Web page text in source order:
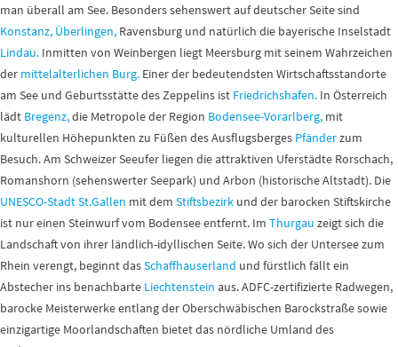
man überall am See. Besonders sehenswert auf deutscher Seite sind
Konstanz, Überlingen, Ravensburg und natürlich die bayerische Inselstadt
Lindau. Inmitten von Weinbergen liegt Meersburg mit seinem Wahrzeichen
der mittelalterlichen Burg. Einer der bedeutendsten Wirtschaftsstandorte
am See und Geburtsstätte des Zeppelins ist Friedrichshafen. In Österreich
lädt Bregenz,die Metropole der Region Bodensee-Vorarlberg, mit
kulturellen Höhepunkten zu Füßen des Ausflugsberges Pfänderzum
Besuch. Am Schweizer Seeufer liegen die attraktiven Uferstädte Rorschach,
Romanshorn (sehenswerter Seepark) und Arbon (historische Altstadt). Die
UNESCO-Stadt St.Gallen mit dem Stiftsbezirk und der barocken Stiftskirche
ist nur einen Steinwurf vom Bodensee entfernt. Im Thurgau zeigt sich die
Landschaft von ihrer ländlich-idyllischen Seite. Wo sich der Untersee zum
Rhein verengt, beginnt dasSchaffhauserland und fürstlich fällt ein
Abstecher ins benachbarte Liechtenstein aus. ADFC-zertifizierte Radwegen,
barocke Meisterwerke entlang der Oberschwäbischen Barockstraße sowie
einzigartige Moorlandschaften bietet das nördliche Umland des